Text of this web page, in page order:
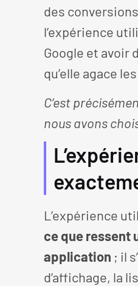
des
l’expérience
Google et avoir
qu’elle agace
C’est
nous avons
L’expérience
ce que ressent
application ; il
d’affichage, la